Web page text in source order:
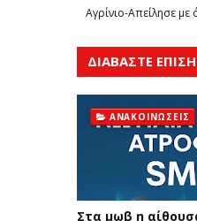
Αγρίνιο-Απείλησε
ΔΙΑΒΑΣΤΕ
ΑΝΑΚΟΙΝΏΣΕΙΣ
Στα μωβ η